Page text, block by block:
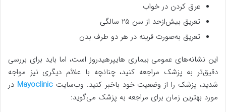
عرق کردن در خواب
تعریق بیش‌ازحد از سن ۲۵ سالگی
تعریق به‌صورت قرینه در هر دو طرف بدن
این نشانه‌های عمومی بیماری هایپرهیدروز است، اما باید برای بررسی
دقیق‌تر به پزشک مراجعه کنید، چنانچه با علائم دیگری نیز مواجه
شدید، پزشک را از وضعیت خود باخبر کنید. وب‌سایتMayoclinic در
مورد بهترین زمان برای مراجعه به پزشک می‌گوید: